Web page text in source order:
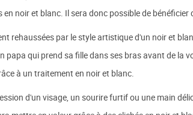
noir et blanc. Il sera donc possible de
rehaussées par le style artistique d'un noir et
papa qui prend sa fille dans ses bras avant de la
à un traitement en noir et blanc.
d'un visage, un sourire furtif ou une main